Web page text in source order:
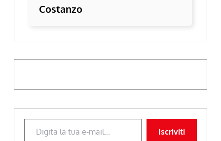
Costanzo
Digita la tua e-mail...
Iscriviti